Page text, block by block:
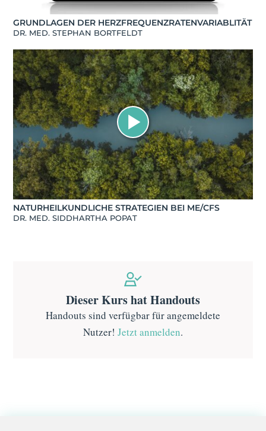
GRUNDLAGEN DER HERZFREQUENZRATENVARIABLITÄT
DR. MED. STEPHAN BORTFELDT
NATURHEILKUNDLICHE STRATEGIEN BEI ME/CFS
DR. MED. SIDDHARTHA POPAT
Dieser Kurs hat Handouts
Handouts sind verfügbar für angemeldete
Nutzer! Jetzt anmelden.